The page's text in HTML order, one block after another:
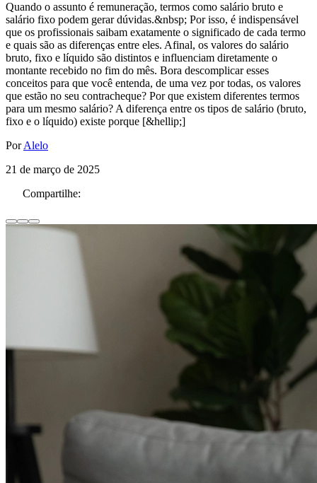
Quando o assunto é remuneração, termos como salário bruto e
salário fixo podem gerar dúvidas.&nbsp; Por isso, é indispensável
que os profissionais saibam exatamente o significado de cada termo
e quais são as diferenças entre eles. Afinal, os valores do salário
bruto, fixo e líquido são distintos e influenciam diretamente o
montante recebido no fim do mês. Bora descomplicar esses
conceitos para que você entenda, de uma vez por todas, os valores
que estão no seu contracheque? Por que existem diferentes termos
para um mesmo salário? A diferença entre os tipos de salário (bruto,
fixo e o líquido) existe porque [&hellip;]
PorAlelo
21 de março de 2025
Compartilhe: